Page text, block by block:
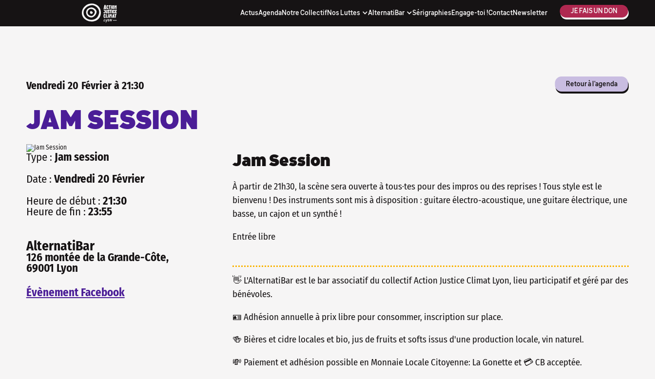
ActusAgendaNotre CollectifNos Luttes AlternatiBar SérigraphiesEngage-toi !ContactNewsletter JE FAIS UN DON
Vendredi 20 Février à 21:30 Retour à l'agenda
JAM SESSION
Type : Jam session
Date : Vendredi 20 Février
Heure de début : 21:30
Heure de fin : 23:55
AlternatiBar
126 montée de la Grande-Côte,
69001 Lyon
Évènement Facebook
Jam Session
À partir de 21h30, la scène sera ouverte à tous·tes pour des impros ou des reprises ! Tous style est le
bienvenu ! Des instruments sont mis à disposition : guitare électro-acoustique, une guitare électrique, une
basse, un cajon et un synthé !
Entrée libre
👋 L'AlternatiBar est le bar associatif du collectif Action Justice Climat Lyon, lieu participatif et géré par des
bénévoles.
🪪 Adhésion annuelle à prix libre pour consommer, inscription sur place.
🍻 Bières et cidre locales et bio, jus de fruits et softs issus d'une production locale, vin naturel.
💸 Paiement et adhésion possible en Monnaie Locale Citoyenne: La Gonette et 💳 CB acceptée.